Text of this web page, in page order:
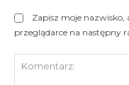
Zapisz moje nazwisko,
przeglądarce na następny